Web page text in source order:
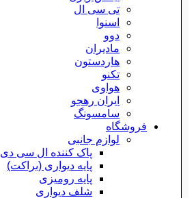
تی سی ال
اسنوا
دوو
مادیران
هاردستون
تکنو
هواوی
ایران رهجو
سامسونگ
فروشگاه
لوازم جانبی
پاک کننده ال سی دی
پایه دیواری (براکت)
پایه رومیزی
شلف دیواری